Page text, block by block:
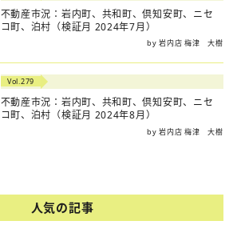
不動産市況：岩内町、共和町、倶知安町、ニセ
コ町、泊村（検証月 2024年7月）
by 岩内店 梅津 大樹
Vol.279
不動産市況：岩内町、共和町、倶知安町、ニセ
コ町、泊村（検証月 2024年8月）
by 岩内店 梅津 大樹
人気の記事